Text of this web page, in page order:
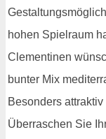
hohen Spielraum
Clementinen
bunter Mix
Besonders
Überraschen Sie